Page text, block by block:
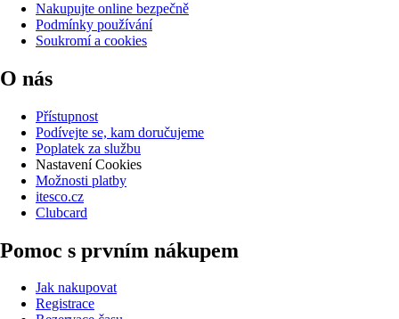
Nakupujte online bezpečně
Podmínky používání
Soukromí a cookies
O nás
Přístupnost
Podívejte se, kam doručujeme
Poplatek za službu
Nastavení Cookies
Možnosti platby
itesco.cz
Clubcard
Pomoc s prvním nákupem
Jak nakupovat
Registrace